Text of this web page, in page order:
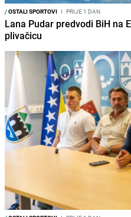
/OSTALI SPORTOVI I PRIJE 1 DAN
Lana Pudar predvodi BiH na
plivačicu